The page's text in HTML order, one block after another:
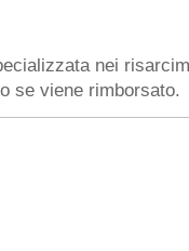
nei
se viene rimborsato.